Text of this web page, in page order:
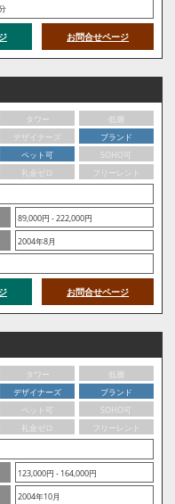
お問合せページ
タワー
低層
デザイナーズ
ブランド
ペット可
SOHO可
礼金ゼロ
フリーレント
89,000円 - 222,000円
2004年8月
お問合せページ
タワー
低層
デザイナーズ
ブランド
ペット可
SOHO可
礼金ゼロ
フリーレント
123,000円 - 164,000円
2004年10月